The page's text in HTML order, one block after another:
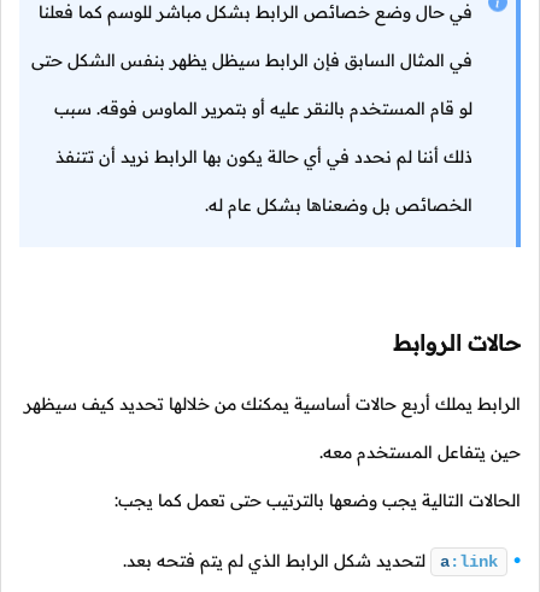
في حال وضع خصائص الرابط بشكل مباشر للوسم كما فعلنا
في المثال السابق فإن الرابط سيظل يظهر بنفس الشكل حتى
لو قام المستخدم بالنقر عليه أو بتمرير الماوس فوقه. سبب
ذلك أننا لم نحدد في أي حالة يكون بها الرابط نريد أن تتنفذ
الخصائص بل وضعناها بشكل عام له.
حالات الروابط
الرابط يملك أربع حالات أساسية يمكنك من خلالها تحديد كيف سيظهر
حين يتفاعل المستخدم معه.
الحالات التالية يجب وضعها بالترتيب حتى تعمل كما يجب:
a:link لتحديد شكل الرابط الذي لم يتم فتحه بعد.